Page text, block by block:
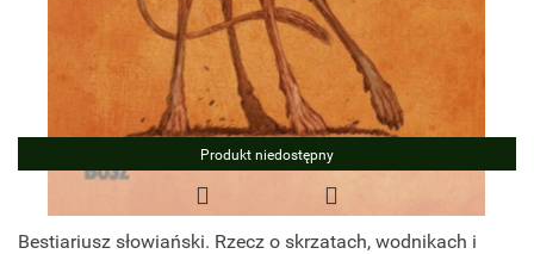
Produkt niedostępny
Bestiariusz słowiański. Rzecz o skrzatach, wodnikach i